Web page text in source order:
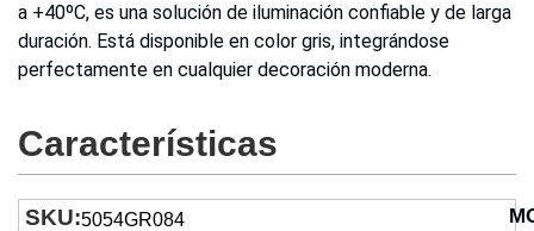
a +40ºC, es una solución de iluminación confiable y de larga
duración. Está disponible en color gris, integrándose
perfectamente en cualquier decoración moderna.
Características
SKU:5054GR084